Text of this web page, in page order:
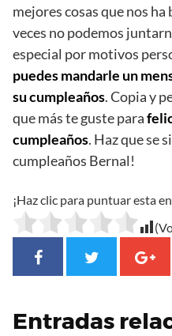
mejores cosas que nos
veces no podemos
especial por motivos
puedes mandarle un
su cumpleaños. Copia y
que más te guste para
cumpleaños. Haz que se
cumpleaños Bernal!
¡Haz clic para puntuar esta
Entradas